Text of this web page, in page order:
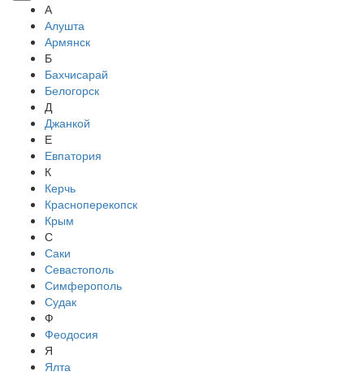
А
Алушта
Армянск
Б
Бахчисарай
Белогорск
Д
Джанкой
Е
Евпатория
К
Керчь
Красноперекопск
Крым
С
Саки
Севастополь
Симферополь
Судак
Ф
Феодосия
Я
Ялта